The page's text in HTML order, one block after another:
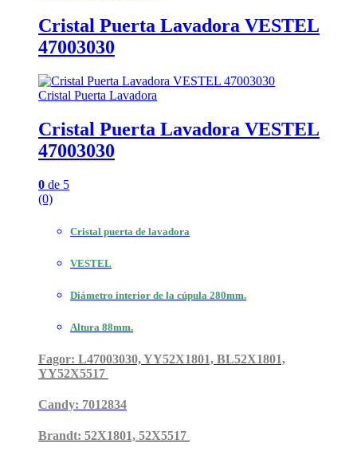
Cristal Puerta Lavadora VESTEL
47003030
Cristal Puerta Lavadora
Cristal Puerta Lavadora VESTEL
47003030
0 de 5
(0)
Cristal puerta de lavadora
VESTEL
Diámetro interior de la cúpula 280mm.
Altura 88mm.
Fagor: L47003030, YY52X1801, BL52X1801,
YY52X5517
Candy: 7012834
Brandt: 52X1801, 52X5517